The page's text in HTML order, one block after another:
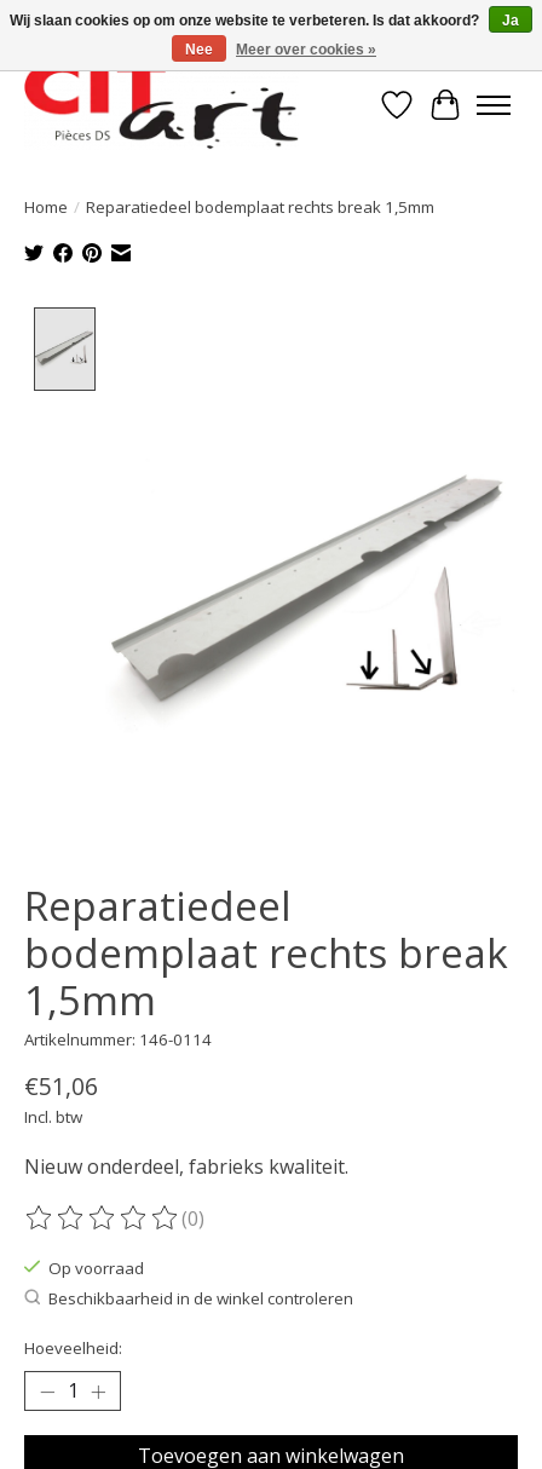
Verlanglijst
Home / Reparatiedeel bodemplaat rechts break 1,5mm
Reparatiedeel
bodemplaat rechts break
1,5mm
Artikelnummer: 146-0114
€51,06
Incl. btw
Nieuw onderdeel, fabrieks kwaliteit.
De beoordeling van dit product is
(0)
Op voorraad
Beschikbaarheid in de winkel controleren
Hoeveelheid:
Toevoegen aan winkelwagen
Wij slaan cookies op om onze website te verbeteren. Is dat akkoord?
Ja
Nee
Meer over cookies »